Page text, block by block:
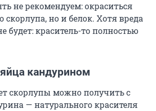
не рекомендуем: окраситься
скорлупа, но и белок. Хотя вреда
будет: краситель-то полностью
кандурином
скорлупы можно получить с
— натурального красителя